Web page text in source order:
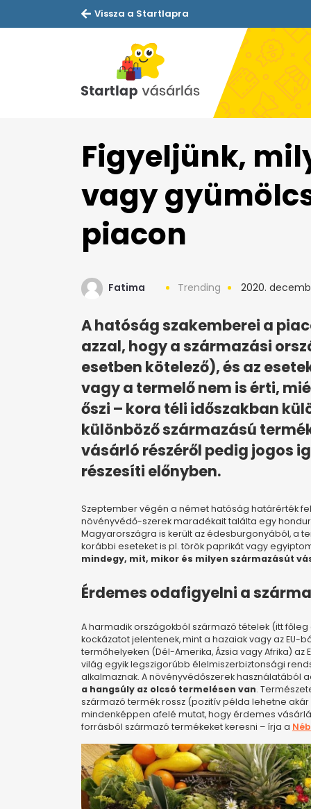
Vissza a Startlapra
Figyeljünk,
vagy
piacon
Fatima Trending 2020.
A hatóság szakemberei a
azzal, hogy a származási
esetben kötelező), és az
vagy a termelő nem is érti,
őszi – kora téli időszakban
különböző származású
vásárló részéről pedig jogos
részesíti előnyben.
Szeptember végén a német hatóság határérték
növényvédő-szerek maradékait találta egy
Magyarországra is került az édesburgonyából, a
korábbi eseteket is pl. török paprikát vagy
mindegy, mit, mikor és milyen származásút
Érdemes odafigyelni a
A harmadik országokból származó tételek (itt
kockázatot jelentenek, mint a hazaiak vagy az EU-
termőhelyeken (Dél-Amerika, Ázsia vagy Afrika)
világ egyik legszigorúbb élelmiszerbiztonsági
alkalmaznak. A növényvédőszerek használatából
a hangsúly az olcsó termelésen van.
származó termék rossz (pozitív példa lehetne akár
mindenképpen afelé mutat, hogy érdemes
forrásból származó termékeket keresni – írja a